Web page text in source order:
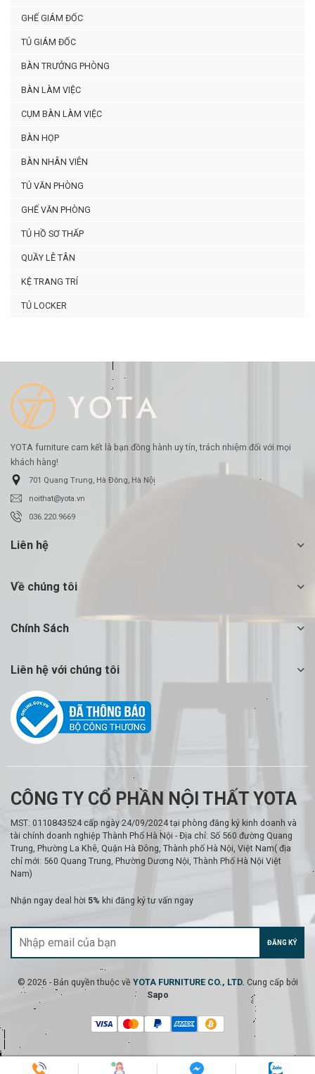
GHẾ GIÁM ĐỐC
TỦ GIÁM ĐỐC
BÀN TRƯỞNG PHÒNG
BÀN LÀM VIỆC
CỤM BÀN LÀM VIỆC
BÀN HỌP
BÀN NHÂN VIÊN
TỦ VĂN PHÒNG
GHẾ VĂN PHÒNG
TỦ HỒ SƠ THẤP
QUẦY LỄ TÂN
KỆ TRANG TRÍ
TỦ LOCKER
YOTA furniture cam kết là bạn đồng hành uy tín, trách nhiệm đối với mọi
khách hàng!
701 Quang Trung, Hà Đông, Hà Nội
noithat@yota.vn
036.220.9669
Liên hệ
Về chúng tôi
Chính Sách
Liên hệ với chúng tôi
CÔNG TY CỔ PHẦN NỘI THẤT YOTA
MST: 0110843524 cấp ngày 24/09/2024 tại phòng đăng ký kinh doanh và
tài chính doanh nghiệp Thành Phố Hà Nội - Địa chỉ: Số 560 đường Quang
Trung, Phường La Khê, Quận Hà Đông, Thành phố Hà Nội, Việt Nam( địa
chỉ mới: 560 Quang Trung, Phường Dương Nội, Thành Phố Hà Nội Việt
Nam)
Nhận ngay deal hời 5% khi đăng ký tư vấn ngay
ĐĂNG KÝ
© 2026 - Bản quyền thuộc về YOTA FURNITURE CO., LTD. Cung cấp bởi
Sapo